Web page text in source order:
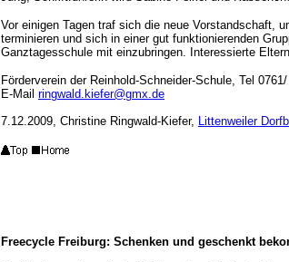
Vor einigen Tagen traf sich die neue Vorstandschaft,
terminieren und sich in einer gut funktionierenden
Ganztagesschule mit einzubringen. Interessierte
Förderverein der Reinhold-Schneider-Schule, Tel
E-Mail ringwald.kiefer@gmx.de
7.12.2009, Christine Ringwald-Kiefer, Littenweiler
Freecycle Freiburg: Schenken und geschenkt